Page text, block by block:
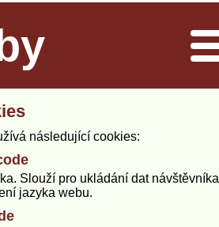
následující cookies:
Slouží pro ukládání dat
jazyka webu.